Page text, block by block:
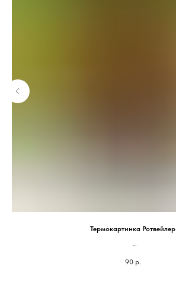
Термокартинка Ротвейлер
На паспорт 75*65мм - 60 руб
90 р.